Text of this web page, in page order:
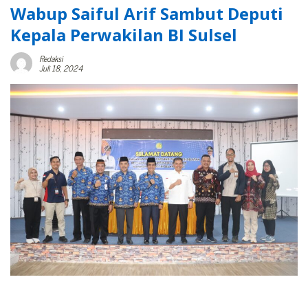
Wabup Saiful Arif Sambut Deputi
Kepala Perwakilan BI Sulsel
Redaksi
Juli 18, 2024